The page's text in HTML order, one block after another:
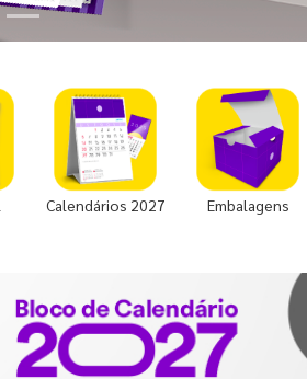
Calendários 2027 Embalagens